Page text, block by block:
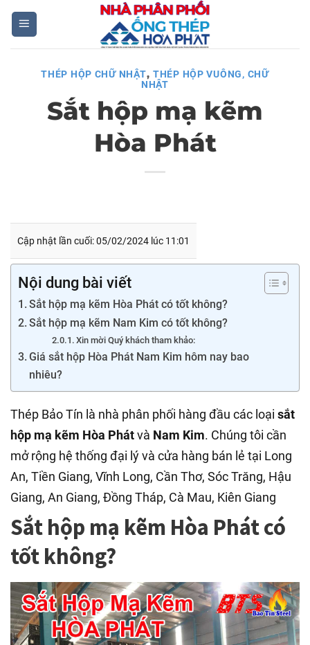
Skip
content
THÉP HỘP CHỮ NHẬT, THÉP HỘP VUÔNG, CHỮ
NHẬT
Sắt hộp mạ kẽm
Hòa Phát
Cập nhật lần cuối: 05/02/2024 lúc 11:01
Nội dung bài viết
Sắt hộp mạ kẽm Hòa Phát có tốt không?
Sắt hộp mạ kẽm Nam Kim có tốt không?
Xin mời Quý khách tham khảo:
Giá sắt hộp Hòa Phát Nam Kim hôm nay bao
nhiêu?
Thép Bảo Tín là nhà phân phối hàng đầu các loại sắt
hộp mạ kẽm Hòa Phátvà Nam Kim. Chúng tôi cần
mở rộng hệ thống đại lý và cửa hàng bán lẻ tại Long
An, Tiền Giang, Vĩnh Long, Cần Thơ, Sóc Trăng, Hậu
Giang, An Giang, Đồng Tháp, Cà Mau, Kiên Giang
Sắt hộp mạ kẽm Hòa Phát có
tốt không?